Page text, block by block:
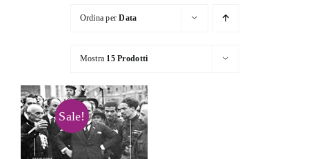
Chi siamo
Le Collane
Catalogo
Ordina perData
Mostra 15 Prodotti
Sale!